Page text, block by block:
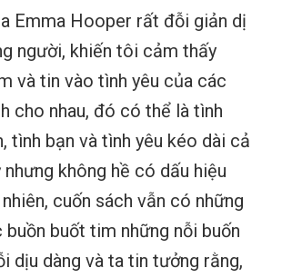
Emma Hooper rất đỗi giản dị
người, khiến tôi cảm thấy
và tin vào tình yêu của các
cho nhau, đó có thể là tình
tình bạn và tình yêu kéo dài cả
nhưng không hề có dấu hiệu
cuốn sách vẫn có những
buồn buốt tim những nỗi buốn
dịu dàng và ta tin tưởng rằng,